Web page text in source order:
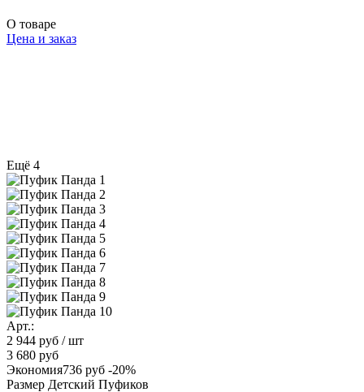
О товаре
Цена и заказ
Ещё 4
Арт.:
2 944 руб / шт
3 680 руб
Экономия736 руб -20%
Размер Детский Пуфиков